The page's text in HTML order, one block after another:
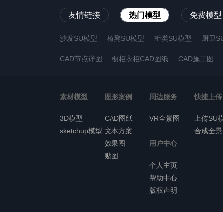
友情链接 热门模型 免费模型
沙发SU模型 椅凳SU模型 柜类SU模型 厨卫
CAD节点详图 橱柜衣柜CAD图纸 CAD施工图
素材模型
3D模型
sketchup模型
图形案例
CAD图纸
文本方案
效果图
贴图
周边服务
VR全景图
快捷上传
上传SU
合成全景
用户中心
个人主页
帮助中心
版权声明